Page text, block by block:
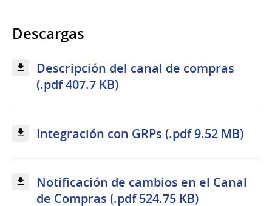
Descargas
Descripción del canal de compras
(.pdf 407.7 KB)
Integración con GRPs (.pdf 9.52 MB)
Notificación de cambios en el Canal
de Compras (.pdf 524.75 KB)